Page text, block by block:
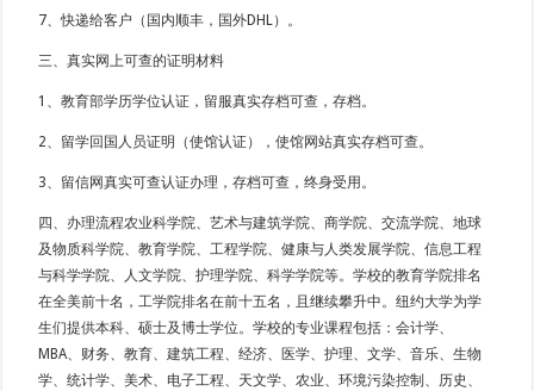
7、快递给客户（国内顺丰，国外DHL）。
三、真实网上可查的证明材料
1、教育部学历学位认证，留服真实存档可查，存档。
2、留学回国人员证明（使馆认证），使馆网站真实存档可查。
3、留信网真实可查认证办理，存档可查，终身受用。
四、办理流程农业科学院、艺术与建筑学院、商学院、交流学院、地球
及物质科学院、教育学院、工程学院、健康与人类发展学院、信息工程
与科学学院、人文学院、护理学院、科学学院等。学校的教育学院排名
在全美前十名，工学院排名在前十五名，且继续攀升中。纽约大学为学
生们提供本科、硕士及博士学位。学校的专业课程包括：会计学、
MBA、财务、教育、建筑工程、经济、医学、护理、文学、音乐、生物
学、统计学、美术、电子工程、天文学、农业、环境污染控制、历史、